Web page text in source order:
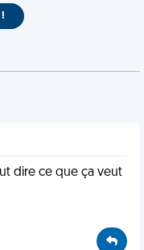
!
dire ce que ça veut